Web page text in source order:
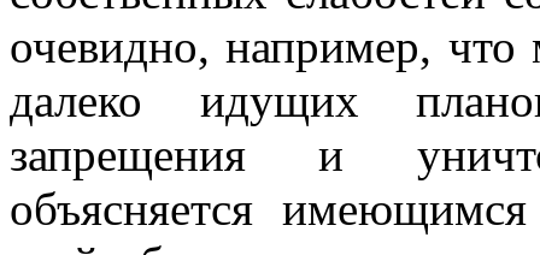
очевидно, например,
далеко идущих
запрещения и
объясняется